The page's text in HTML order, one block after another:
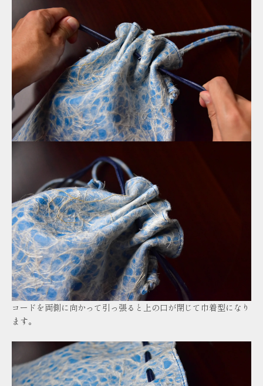
コードを両側に向かって引っ張ると上の口が閉じて巾着型になり
ます。